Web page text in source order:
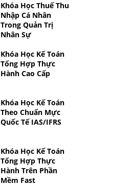
Khóa Học Thuế Thu
Nhập Cá Nhân
Trong Quản Trị
Nhân Sự
Khóa Học Kế Toán
Tổng Hợp Thực
Hành Cao Cấp
Khóa Học Kế Toán
Theo Chuẩn Mực
Quốc Tế IAS/IFRS
Khóa Học Kế Toán
Tổng Hợp Thực
Hành Trên Phần
Mềm Fast